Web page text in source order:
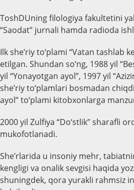
ToshDUning filologiya fakultetini
“Saodat” jurnali hamda radioda
Ilk she’riy to‘plami “Vatan tashlab
etilgan. Shundan so‘ng, 1988 yil
yil “Yonayotgan ayol”, 1997 yil
she’riy to‘plamlari bosmadan
ayol” to‘plami kitobxonlarga
2000 yil Zulfiya “Do‘stlik” sharafli
mukofotlanadi.
She’rlarida u insoniy mehr,
kengligi va onalik sevgisi haqida
shuningdek, qora yurakli rahmsiz